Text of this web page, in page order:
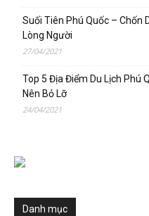
Suối Tiên Phú Quốc – Chốn
Lòng Người
27/04/2021
Top 5 Địa Điểm Du Lịch Phú
Nên Bỏ Lỡ
24/04/2021
Danh mục